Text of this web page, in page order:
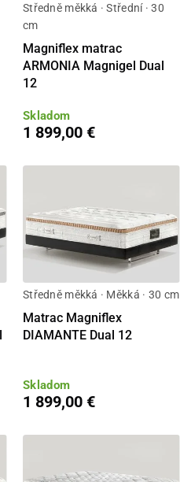
Středně měkká · Střední · 30
cm
Magniflex matrac
ARMONIA Magnigel Dual
12
Skladom
1 899,00 €
Středně měkká · Měkká · 30 cm
Matrac Magniflex
DIAMANTE Dual 12
Skladom
1 899,00 €